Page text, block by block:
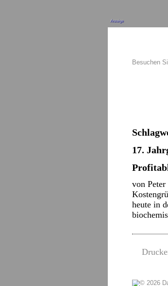
Anzeige
Besuchen
17.
von
heute in